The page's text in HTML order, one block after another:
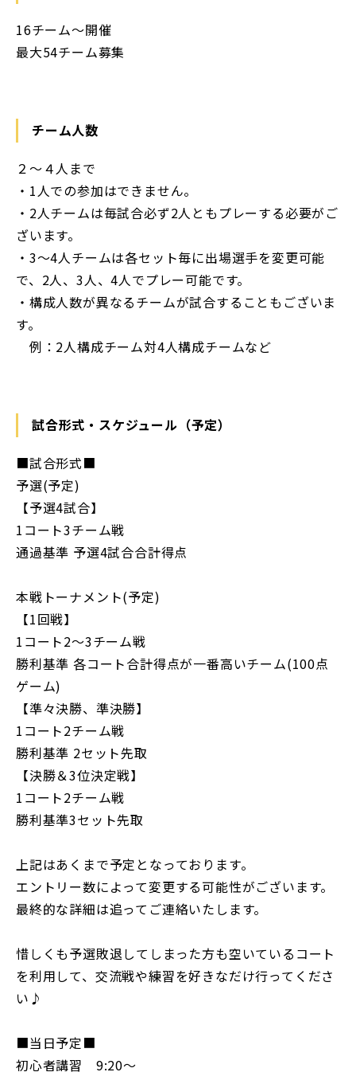
16チーム〜開催
最大54チーム募集
チーム人数
２〜４人まで
・1人での参加はできません。
・2人チームは毎試合必ず2人ともプレーする必要がご
ざいます。
・3〜4人チームは各セット毎に出場選手を変更可能
で、2人、3人、4人でプレー可能です。
・構成人数が異なるチームが試合することもございま
す。
例：2人構成チーム対4人構成チームなど
試合形式・スケジュール（予定）
■試合形式■
予選(予定)
【予選4試合】
1コート3チーム戦
通過基準 予選4試合合計得点
本戦トーナメント(予定)
【1回戦】
1コート2〜3チーム戦
勝利基準 各コート合計得点が一番高いチーム(100点
ゲーム)
【準々決勝、準決勝】
1コート2チーム戦
勝利基準 2セット先取
【決勝＆3位決定戦】
1コート2チーム戦
勝利基準3セット先取
上記はあくまで予定となっております。
エントリー数によって変更する可能性がございます。
最終的な詳細は追ってご連絡いたします。
惜しくも予選敗退してしまった方も空いているコート
を利用して、交流戦や練習を好きなだけ行ってくださ
い♪
■当日予定■
初心者講習 9:20〜